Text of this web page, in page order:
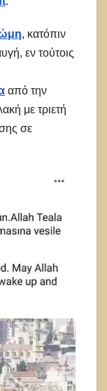
, κατόπιν
εν τούτοις
από την
με τριετή
σε